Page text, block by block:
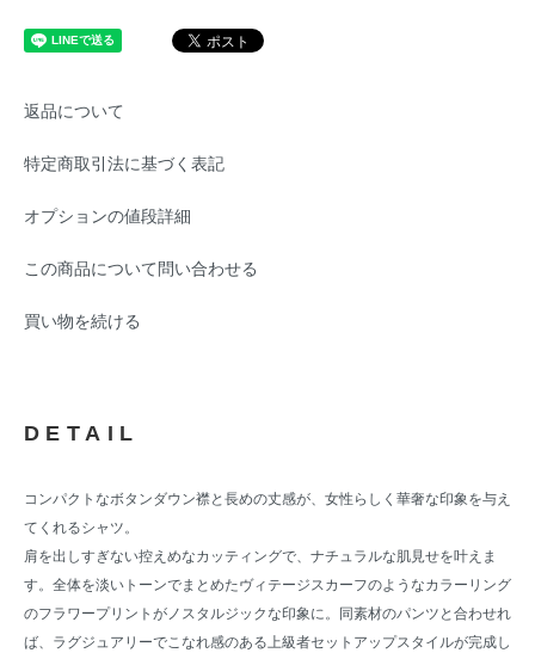
返品について
特定商取引法に基づく表記
オプションの値段詳細
この商品について問い合わせる
買い物を続ける
DETAIL
コンパクトなボタンダウン襟と長めの丈感が、女性らしく華奢な印象を与え
てくれるシャツ。
肩を出しすぎない控えめなカッティングで、ナチュラルな肌見せを叶えま
す。全体を淡いトーンでまとめたヴィテージスカーフのようなカラーリング
のフラワープリントがノスタルジックな印象に。同素材のパンツと合わせれ
ば、ラグジュアリーでこなれ感のある上級者セットアップスタイルが完成し